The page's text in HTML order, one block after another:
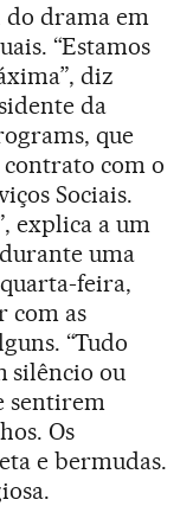
do drama em
“Estamos
diz
da
que
com o
Sociais.
explica a um
uma
feira,
com as
“Tudo
silêncio ou
sentirem
Os
e bermudas.